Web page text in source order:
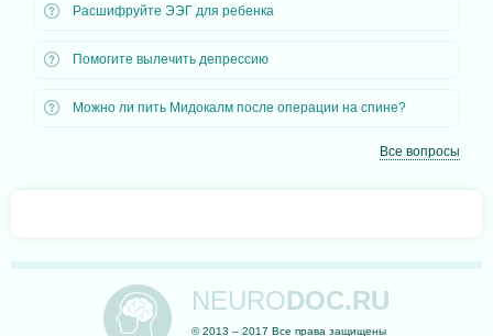
Расшифруйте ЭЭГ для ребенка
Помогите вылечить депрессию
Можно ли пить Мидокалм после операции на спине?
Все вопросы
NEURODOC.RU
© 2013 – 2017 Все права защищены